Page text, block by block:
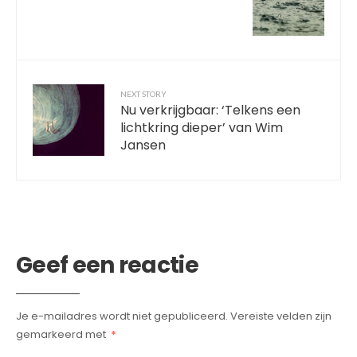
NEXT STORY
Nu verkrijgbaar: ‘Telkens een
lichtkring dieper’ van Wim
Jansen
Geef een reactie
Je e-mailadres wordt niet gepubliceerd. Vereiste velden zijn
gemarkeerd met *